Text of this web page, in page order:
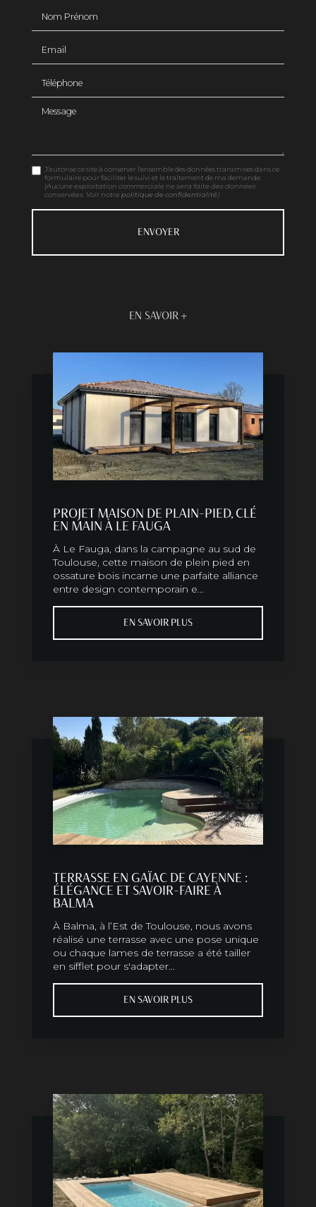
Message
J'autorise ce site à conserver l'ensemble des données transmises dans ce
formulaire pour faciliter le suivi et le traitement de ma demande.
(Aucune exploitation commerciale ne sera faite des données
conservées. Voir notre politique de confidentialité)
EN SAVOIR +
PROJET MAISON DE PLAIN-PIED, CLÉ
EN MAIN À LE FAUGA
À Le Fauga, dans la campagne au sud de
Toulouse, cette maison de plein pied en
ossature bois incarne une parfaite alliance
entre design contemporain e...
EN SAVOIR PLUS
TERRASSE EN GAÏAC DE CAYENNE :
ÉLÉGANCE ET SAVOIR-FAIRE À
BALMA
À Balma, à l’Est de Toulouse, nous avons
réalisé une terrasse avec une pose unique
ou chaque lames de terrasse a été tailler
en sifflet pour s'adapter...
EN SAVOIR PLUS